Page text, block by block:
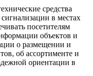
средства
в местах
посетителям
объектов и
о размещении и
об ассортименте и
ориентации в